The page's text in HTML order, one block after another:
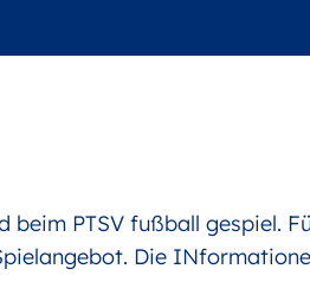
PTSV fußball gespiel.
Die